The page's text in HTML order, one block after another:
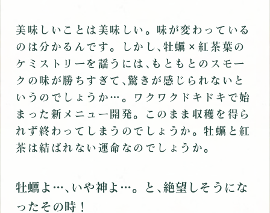
美味しいことは美味しい。味が変わっている
のは分かるんです。しかし､牡蠣×紅茶葉の
ケミストリーを謡うには､もともとのスモー
クの味が勝ちすぎて､驚きが感じられないと
いうのでしょうか…。ワクワクドキドキで始
まった新メニュー開発。このまま収穫を得ら
れず終わってしまうのでしょうか。牡蠣と紅
茶は結ばれない運命なのでしょうか｡
牡蠣よ…､いや神よ…。と､絶望しそうにな
ったその時！